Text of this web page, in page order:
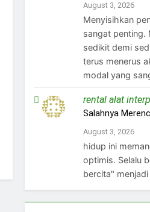
August 3, 2026
Menyisihkan
sangat penting.
sedikit demi
terus menerus
modal yang
rental alat
Salahnya
August 3, 2026
hidup ini
optimis. Selalu
bercita"